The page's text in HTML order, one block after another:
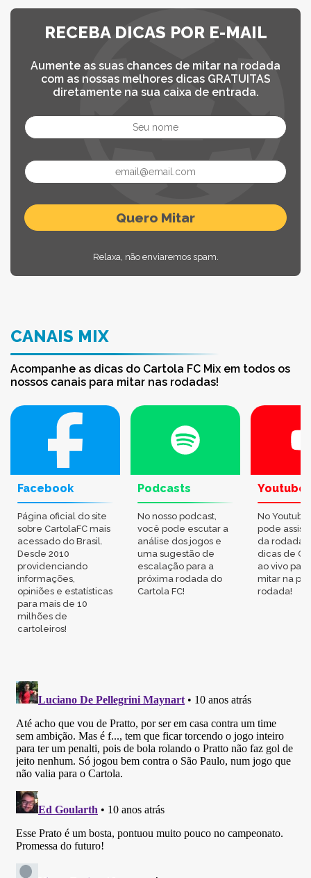
RECEBA DICAS POR E-MAIL
Aumente as suas chances de mitar na rodada
com as nossas melhores dicas GRATUITAS
diretamente na sua caixa de entrada.
Relaxa, não enviaremos spam.
CANAIS MIX
Acompanhe as dicas do Cartola FC Mix em todos os
nossos canais para mitar nas rodadas!
Facebook
Página oficial do site
sobre CartolaFC mais
acessado do Brasil.
Desde 2010
providenciando
informações,
opiniões e estatísticas
para mais de 10
milhões de
cartoleiros!
Podcasts
No nosso podcast,
você pode escutar a
análise dos jogos e
uma sugestão de
escalação para a
próxima rodada do
Cartola FC!
Youtube
No
pode
da rodada,
dicas de
ao vivo
mitar na
rodada!